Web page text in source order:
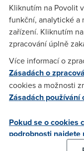
Záměrem
uživatelů s vysokými
multimediálních
zbývajících 99 %
nabídnout vyšší
budeme schopni
sítě,“ vysvětlil Ian
stanovený objem
nadále prohlížet
překročení limitu
Kliknutím na Povolit
funkční, analytické a
zařízení. Kliknutím
zpracování úplně
Více informací o
Zásadách o
cookies a možnosti
Zásadách používání
Pokud se o cookies
podrobnosti najdete